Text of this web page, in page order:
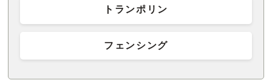
トランポリン
フェンシング